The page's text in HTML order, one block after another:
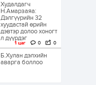
Худалдагч
Н.Амарзаяа:
Дэлгүүрийн 32
хуудастай өрийн
дэвтэр долоо хоногт
л дүүрдэг
1 цаг 0 0
Б.Хулан дэлхийн
аварга боллоо